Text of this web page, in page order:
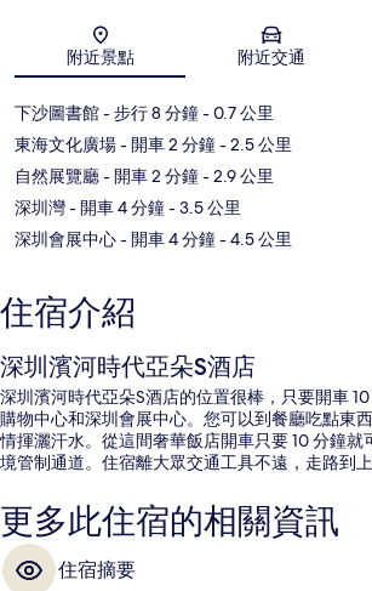
地圖
附近景點 附近交通
下沙圖書館- 步行 8 分鐘- 0.7 公里
東海文化廣場- 開車 2 分鐘- 2.5 公里
自然展覽廳- 開車 2 分鐘- 2.9 公里
深圳灣- 開車 4 分鐘- 3.5 公里
深圳會展中心- 開車 4 分鐘- 4.5 公里
住宿介紹
深圳濱河時代亞朵S酒店
深圳濱河時代亞朵S酒店的位置很棒，只要開車
購物中心和深圳會展中心。您可以到餐廳吃點東
情揮灑汗水。從這間奢華飯店開車只要 10 分鐘就
境管制通道。住宿離大眾交通工具不遠，走路到上
更多此住宿的相關資訊
住宿摘要